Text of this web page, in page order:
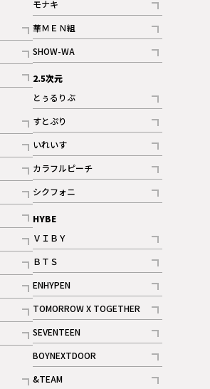
モナキ
記事
華ＭＥＮ組
記事
SHOW-WA
記事
2.5次元
とぅるりぶ
記事
すとぷり
記事
ギャラリー
いれいす
記事
ギャラリー
カラフルピーチ
記事
シクフォニ
記事
HYBE
ＶＩＢＹ
記事
ＢＴＳ
記事
ENHYPEN
記事
TOMORROW X TOGETHER
記事
ギャラリー
SEVENTEEN
記事
BOYNEXTDOOR
記事
&TEAM